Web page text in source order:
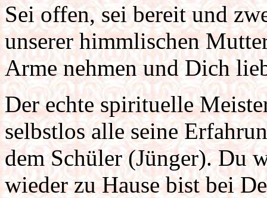
Sei offen, sei bereit und
unserer himmlischen
Arme nehmen und Dich
Der echte spirituelle
selbstlos alle seine
dem Schüler (Jünger). Du
wieder zu Hause bist bei